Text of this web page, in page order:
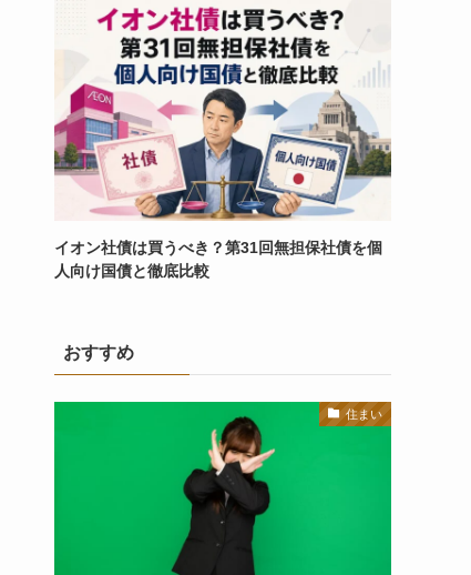
イオン社債は買うべき？第31回無担保社債を個
人向け国債と徹底比較
おすすめ
住まい